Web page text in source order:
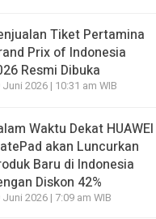
Tiket Pertamina
Prix of Indonesia
Resmi Dibuka
Juni 2026 | 10:31 am WIB
Waktu Dekat HUAWEI
akan Luncurkan
Baru di Indonesia
Diskon 42%
Juni 2026 | 7:09 am WIB